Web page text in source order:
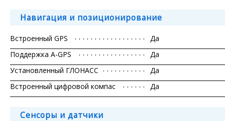
Навигация и позиционирование
Встроенный GPS
Да
Поддержка A-GPS
Да
Установленный ГЛОНАСС
Да
Встроенный цифровой компас
Да
Сенсоры и датчики